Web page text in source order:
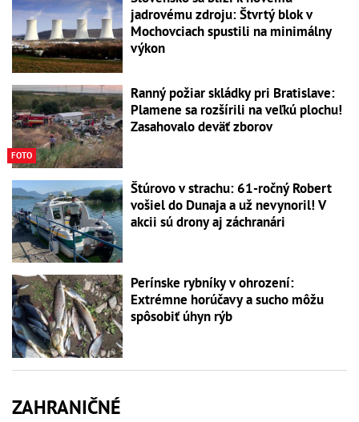
jadrovému zdroju: Štvrtý blok v
Mochovciach spustili na minimálny
výkon
FOTO
Ranný požiar skládky pri Bratislave:
Plamene sa rozšírili na veľkú plochu!
Zasahovalo deväť zborov
Štúrovo v strachu: 61-ročný Robert
vošiel do Dunaja a už nevynoril! V
akcii sú drony aj záchranári
Perínske rybníky v ohrození:
Extrémne horúčavy a sucho môžu
spôsobiť úhyn rýb
ZAHRANIČNÉ